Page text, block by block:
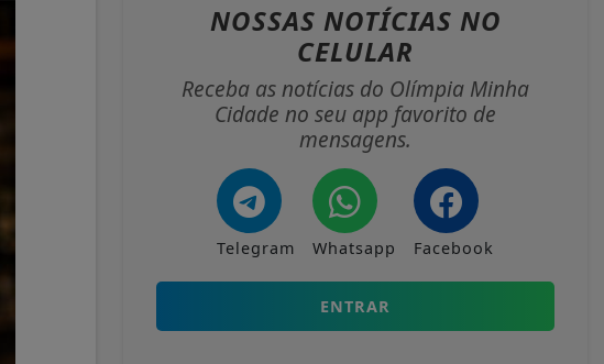
NOSSAS NOTÍCIAS NO
CELULAR
Receba as notícias do Olímpia Minha
Cidade no seu app favorito de
mensagens.
Telegram Whatsapp Facebook
ENTRAR